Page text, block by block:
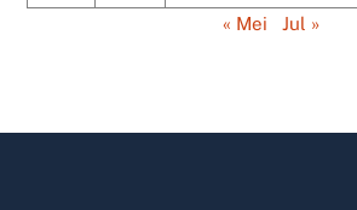
« Mei
Jul »